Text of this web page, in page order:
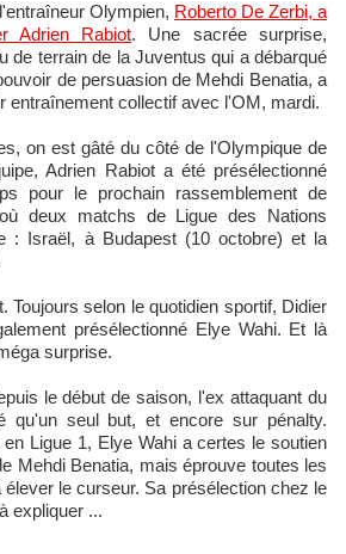
Olympien, Roberto De Zerbi, a
Adrien Rabiot. Une sacrée surprise,
de terrain de la Juventus qui a débarqué
de persuasion de Mehdi Benatia, a
entraînement collectif avec l'OM, mardi.
on est gâté du côté de l'Olympique de
Adrien Rabiot a été présélectionné
pour le prochain rassemblement de
deux matchs de Ligue des Nations
: Israël, à Budapest (10 octobre) et la
Toujours selon le quotidien sportif, Didier
présélectionné Elye Wahi. Et là
surprise.
le début de saison, l'ex attaquant du
qu'un seul but, et encore sur pénalty.
Ligue 1, Elye Wahi a certes le soutien
Mehdi Benatia, mais éprouve toutes les
le curseur. Sa présélection chez le
expliquer ...